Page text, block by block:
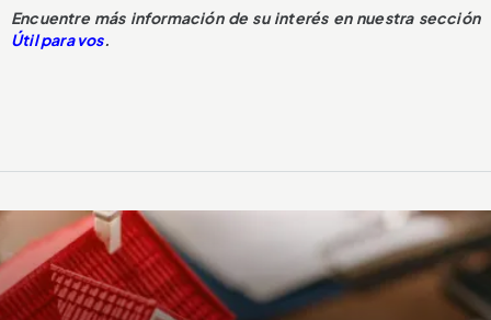
Encuentre más información de su interés en nuestra sección
Útil para vos.